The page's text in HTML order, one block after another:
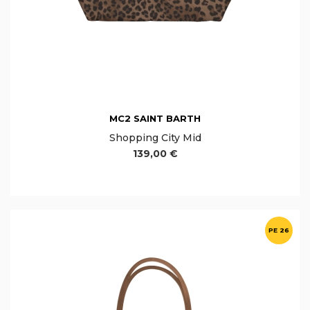
MC2 SAINT BARTH
Shopping City Mid
139,00 €
PE 26